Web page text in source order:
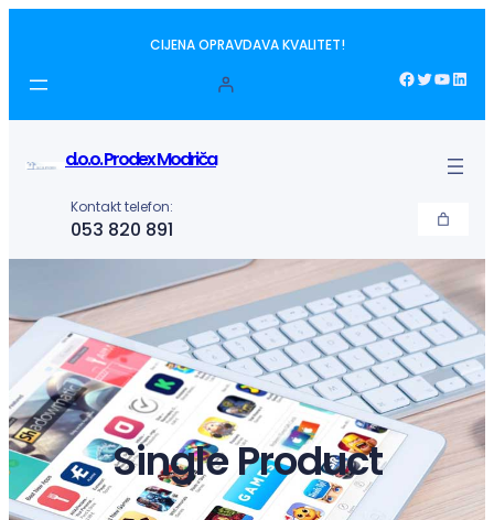
sadržaj
CIJENA OPRAVDAVA KVALITET!
Facebook Twitter YouTube LinkedIn
d.o.o. Prodex Modriča
Kontakt telefon:
053 820 891
Single Product